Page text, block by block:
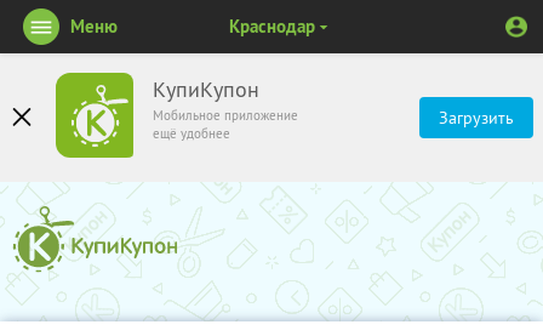
КупиКупон
Мобильное приложение
ещё удобнее
Загрузить
Меню Краснодар